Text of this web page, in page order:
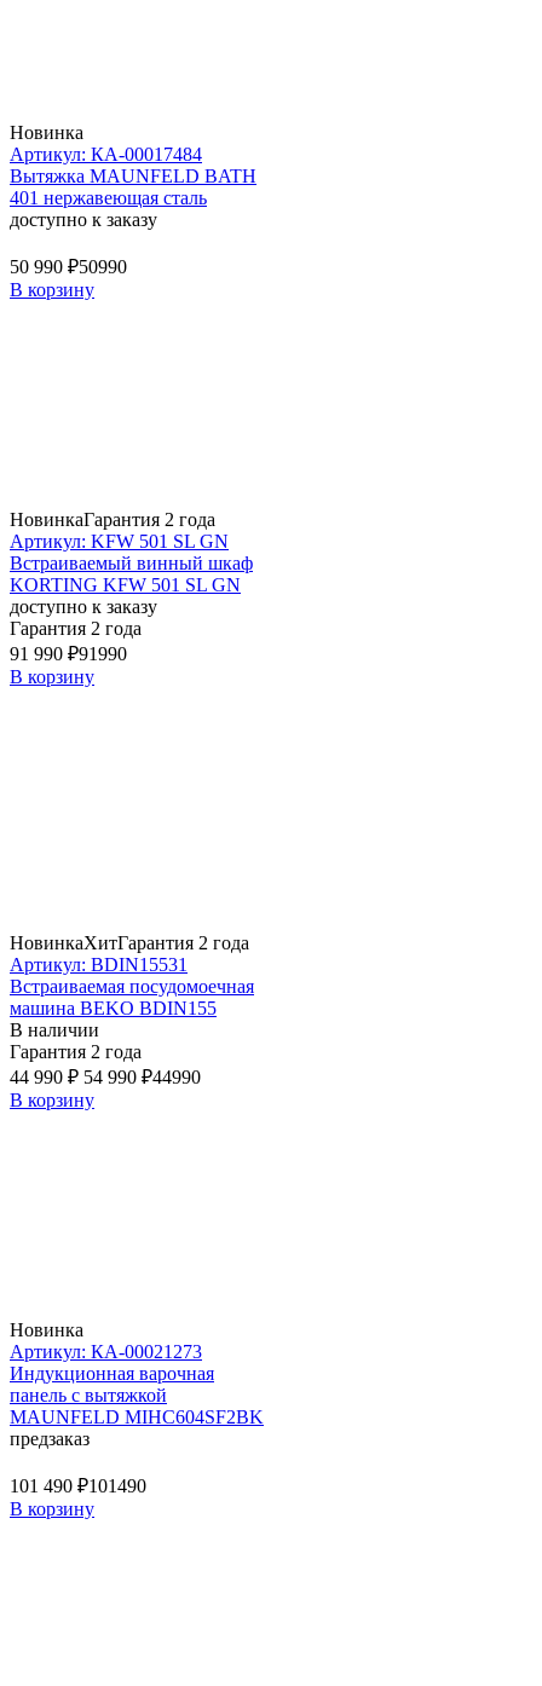
Новинка
Артикул: КА-00017484
Вытяжка MAUNFELD BATH
401 нержавеющая сталь
доступно к заказу
50 990 ₽50990
В корзину
НовинкаГарантия 2 года
Артикул: KFW 501 SL GN
Встраиваемый винный шкаф
KORTING KFW 501 SL GN
доступно к заказу
Гарантия 2 года
91 990 ₽91990
В корзину
НовинкаХитГарантия 2 года
Артикул: BDIN15531
Встраиваемая посудомоечная
машина BEKO BDIN155
В наличии
Гарантия 2 года
44 990 ₽ 54 990 ₽44990
В корзину
Новинка
Артикул: КА-00021273
Индукционная варочная
панель с вытяжкой
MAUNFELD MIHC604SF2BK
предзаказ
101 490 ₽101490
В корзину